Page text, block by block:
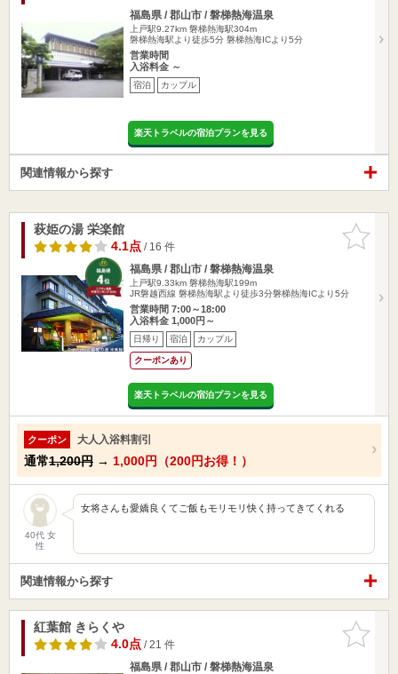
福島県 / 郡山市 / 磐梯熱海温泉
上戸駅9.27km 磐梯熱海駅304m
磐梯熱海駅より徒歩5分 磐梯熱海ICより5分
営業時間
入浴料金 ～
宿泊 カップル
楽天トラベルの宿泊プランを見る
関連情報から探す
お気に入
りに追加
萩姫の湯 栄楽館
4.1点/ 16 件
福島県 / 郡山市 / 磐梯熱海温泉
上戸駅9.33km 磐梯熱海駅199m
JR磐越西線 磐梯熱海駅より徒歩3分磐梯熱海ICより5分
営業時間 7:00～18:00
入浴料金 1,000円～
日帰り 宿泊 カップル
クーポンあり
楽天トラベルの宿泊プランを見る
クーポン 大人入浴料割引
通常1,200円 → 1,000円（200円お得！）
40代 女
性
女将さんも愛嬌良くてご飯もモリモリ快く持ってきてくれる
関連情報から探す
お気に入
りに追加
紅葉館 きらくや
4.0点/ 21 件
福島県 / 郡山市 / 磐梯熱海温泉